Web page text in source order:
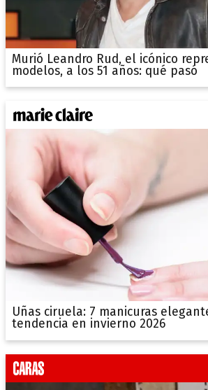
Murió Leandro Rud, el icónico
modelos, a los 51 años: qué pasó
Uñas ciruela: 7 manicuras
tendencia en invierno 2026